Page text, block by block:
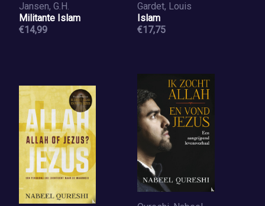
Jansen, G.H.
Militante Islam
€14,99
Gardet, Louis
Islam
€17,75